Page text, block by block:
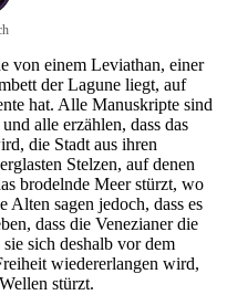
von einem Leviathan, einer
der Lagune liegt, auf
hat. Alle Manuskripte sind
alle erzählen, dass das
die Stadt aus ihren
Stelzen, auf denen
brodelnde Meer stürzt, wo
Alten sagen jedoch, dass es
dass die Venezianer die
sich deshalb vor dem
wiedererlangen wird,
stürzt.